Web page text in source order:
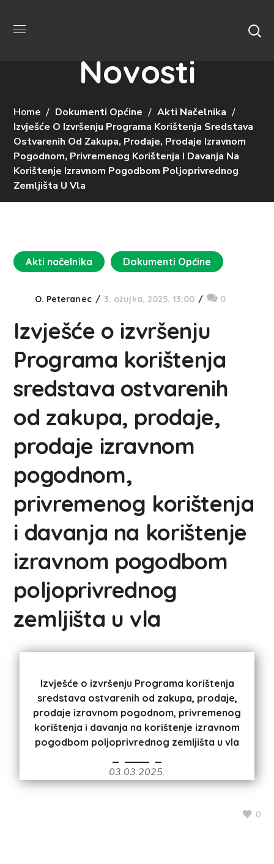
Novosti
Home Dokumenti Općine
Akti Načelnika
Izvješće O Izvršenju Programa Korištenja Sredstava
Ostvarenih Od Zakupa, Prodaje, Prodaje Izravnom
Pogodnom, Privremenog Korištenja I Davanja Na
Korištenje Izravnom Pogodbom Poljoprivrednog
Zemljišta U Vla
Akti načelnika Dokumenti Općine
O. Peteranec 3. ožujka, 2025. 13:00 0
Izvješće o izvršenju
Programa korištenja
sredstava ostvarenih
od zakupa, prodaje,
prodaje izravnom
pogodnom,
privremenog korištenja
i davanja na korištenje
izravnom pogodbom
poljoprivrednog
zemljišta u vla
Izvješće o izvršenju Programa korištenja
sredstava ostvarenih od zakupa, prodaje,
prodaje izravnom pogodnom, privremenog
korištenja i davanja na korištenje izravnom
pogodbom poljoprivrednog zemljišta u vla
03.03.2025.
0